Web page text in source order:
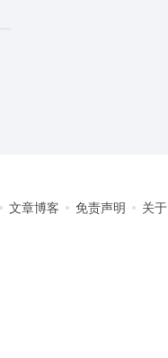
文章博客 免责声明
关于